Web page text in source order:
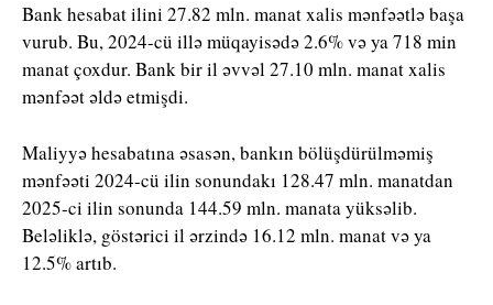
Bank hesabat ilini 27.82 mln. manat xalis mənfəətlə başa
vurub. Bu, 2024-cü illə müqayisədə 2.6% və ya 718 min
manat çoxdur. Bank bir il əvvəl 27.10 mln. manat xalis
mənfəət əldə etmişdi.
Maliyyə hesabatına əsasən, bankın bölüşdürülməmiş
mənfəəti 2024-cü ilin sonundakı 128.47 mln. manatdan
2025-ci ilin sonunda 144.59 mln. manata yüksəlib.
Beləliklə, göstərici il ərzində 16.12 mln. manat və ya
12.5% artıb.